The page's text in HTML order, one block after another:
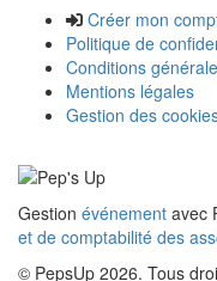
Créer mon
Politique de
Conditions
Mentions légales
Gestion des
Gestion événement avec
et de comptabilité des
© PepsUp 2026. Tous